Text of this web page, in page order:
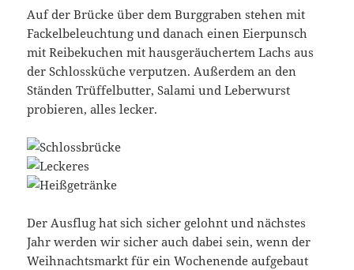
Auf der Brücke über dem Burggraben stehen mit
Fackelbeleuchtung und danach einen Eierpunsch
mit Reibekuchen mit hausgeräuchertem Lachs aus
der Schlossküche verputzen. Außerdem an den
Ständen Trüffelbutter, Salami und Leberwurst
probieren, alles lecker.
Der Ausflug hat sich sicher gelohnt und nächstes
Jahr werden wir sicher auch dabei sein, wenn der
Weihnachtsmarkt für ein Wochenende aufgebaut